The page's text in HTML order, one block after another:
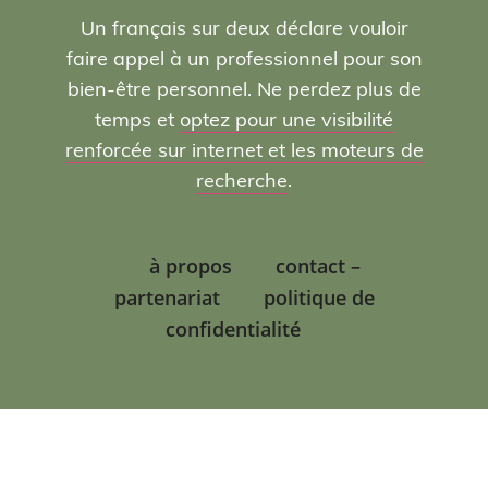
Un français sur deux déclare vouloir
faire appel à un professionnel pour son
bien-être personnel. Ne perdez plus de
temps et optez pour une visibilité
renforcée sur internet et les moteurs de
recherche.
à propos
contact –
partenariat
politique de
confidentialité